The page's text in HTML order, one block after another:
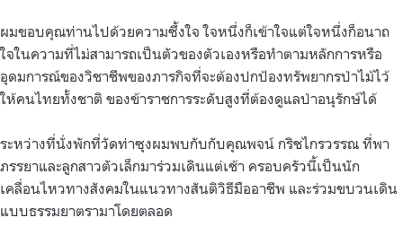
ผมขอบคุณท่านไปด้วยความซึ้งใจ ใจหนึ่งก็เข้าใจแต่ใจหนึ่งก็อนาถ
ใจในความที่ไม่สามารถเป็นตัวของตัวเองหรือทำตามหลักการหรือ
อุดมการณ์ของวิชาชีพของภารกิจที่จะต้องปกป้องทรัพยากรป่าไม้ไว้
ให้คนไทยทั้งชาติ ของข้าราชการระดับสูงที่ต้องดูแลป่าอนุรักษ์ได้
ระหว่างที่นั่งพักที่วัดท่าซุงผมพบกับกับคุณพจน์ กริชไกรวรรณ ที่พา
ภรรยาและลูกสาวตัวเล็กมาร่วมเดินแต่เช้า ครอบครัวนี้เป็นนัก
เคลื่อนไหวทางสังคมในแนวทางสันติวิธีมืออาชีพ และร่วมขบวนเดิน
แบบธรรมยาตรามาโดยตลอด